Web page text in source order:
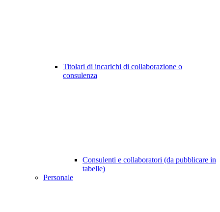
Titolari di incarichi di collaborazione o
consulenza
Consulenti e collaboratori (da pubblicare in
tabelle)
Personale